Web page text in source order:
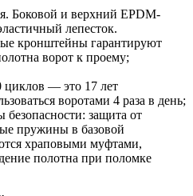
Боковой и верхний EPDM-
лепесток.
кронштейны гарантируют
полотна ворот к проему;
— это 17 лет
воротами 4 раза в день;
безопасности: защита от
пружины в базовой
храповыми муфтами,
полотна при поломке